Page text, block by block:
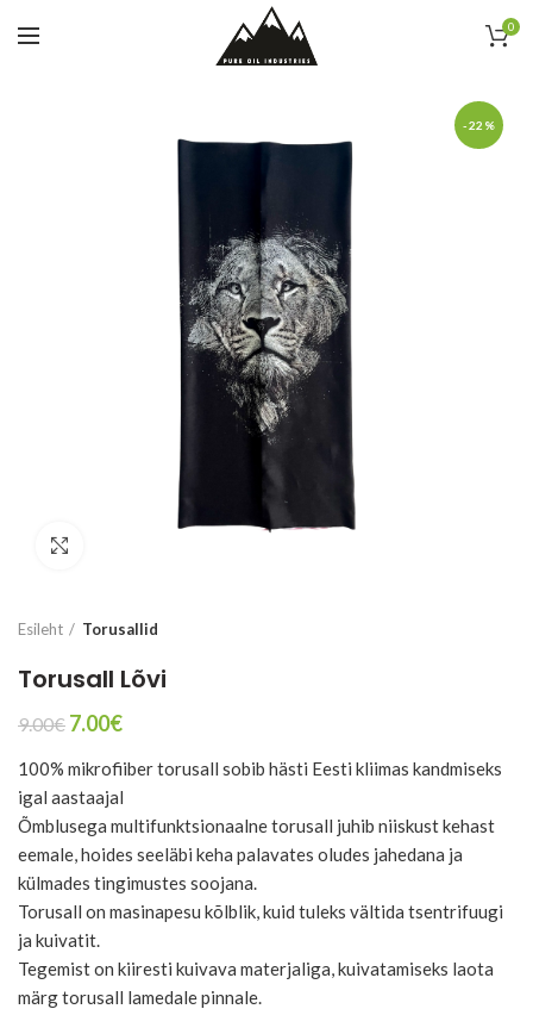
0
-22%
Esileht Torusallid
Torusall Lõvi
9.00€ Algne
oli:
9.00€.
7.00€Current
is:
7.00€.
100% mikrofiiber torusall sobib hästi Eesti kliimas kandmiseks
igal aastaajal
Õmblusega multifunktsionaalne torusall juhib niiskust kehast
eemale, hoides seeläbi keha palavates oludes jahedana ja
külmades tingimustes soojana.
Torusall on masinapesu kõlblik, kuid tuleks vältida tsentrifuugi
ja kuivatit.
Tegemist on kiiresti kuivava materjaliga, kuivatamiseks laota
märg torusall lamedale pinnale.